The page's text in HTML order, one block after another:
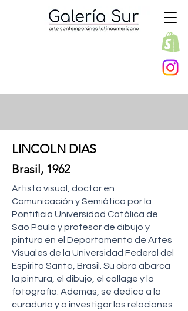
LINCOLN DIAS
Brasil, 1962
Artista visual, doctor en
Comunicación y Semiótica por la
Pontificia Universidad Católica de
Sao Paulo y profesor de dibujo y
pintura en el Departamento de Artes
Visuales de la Universidad Federal del
Espirito Santo, Brasil. Su obra abarca
la pintura, el dibujo, el collage y la
fotografía. Además, se dedica a la
curaduría y a investigar las relaciones